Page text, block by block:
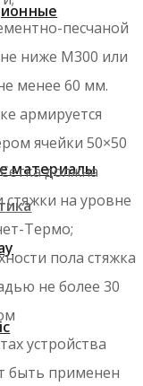
материалы
песчаной
ниже М300 или
менее 60 мм.
армируется
ячейки 50×50
должна
стяжки на уровне
Термо;
пола стяжка
не более 30
устройства
быть применен